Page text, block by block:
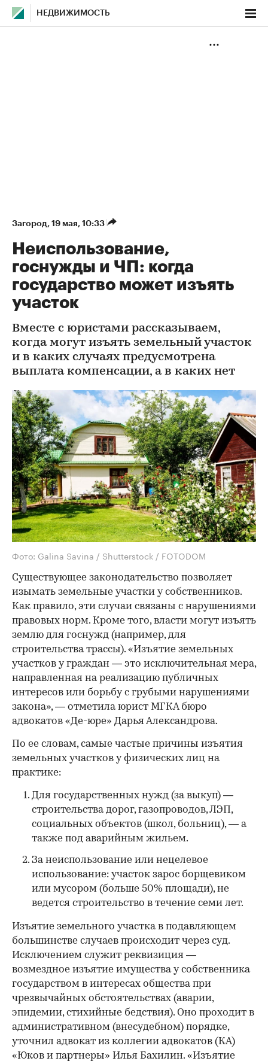
НЕДВИЖИМОСТЬ
Загород⁠, 19 мая, 10:33
Неиспользование,
госнужды и ЧП: когда
государство может изъять
участок
Вместе с юристами рассказываем,
когда могут изъять земельный участок
и в каких случаях предусмотрена
выплата компенсации, а в каких нет
Фото: Galina Savina / Shutterstock / FOTODOM
Существующее законодательство позволяет
изымать земельные участки у собственников.
Как правило, эти случаи связаны с нарушениями
правовых норм. Кроме того, власти могут изъять
землю для госнужд (например, для
строительства трассы). «Изъятие земельных
участков у граждан — это исключительная мера,
направленная на реализацию публичных
интересов или борьбу с грубыми нарушениями
закона», — отметила юрист МГКА бюро
адвокатов «Де-юре» Дарья Александрова.
По ее словам, самые частые причины изъятия
земельных участков у физических лиц на
практике:
Для государственных нужд (за выкуп) —
строительства дорог, газопроводов, ЛЭП,
социальных объектов (школ, больниц), — а
также под аварийным жильем.
За неиспользование или нецелевое
использование: участок зарос борщевиком
или мусором (больше 50% площади), не
ведется строительство в течение семи лет.
Изъятие земельного участка в подавляющем
большинстве случаев происходит через суд.
Исключением служит реквизиция —
возмездное изъятие имущества у собственника
государством в интересах общества при
чрезвычайных обстоятельствах (аварии,
эпидемии, стихийные бедствия). Оно проходит в
административном (внесудебном) порядке,
уточнил адвокат из коллегии адвокатов (КА)
«Юков и партнеры» Илья Бахилин. «Изъятие